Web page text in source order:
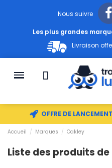
Nous suivre
Les plus grandes
Livraison
OFFRE DE LANCEMENT
Accueil Marques Oakley
Liste des produits